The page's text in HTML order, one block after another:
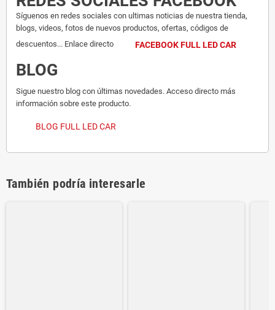
Síguenos en redes sociales con ultimas noticias de nuestra tienda,
blogs, videos, fotos de nuevos productos, ofertas, códigos de
descuentos... Enlace directo
FACEBOOK FULL LED CAR
BLOG
Sigue nuestro blog con últimas novedades. Acceso directo más
información sobre este producto.
BLOG FULL LED CAR
También podría interesarle